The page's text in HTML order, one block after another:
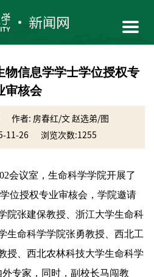
物信息学学士学位授权专
审核会
作者: 房春红/文 赵选弟/图
11-26
浏览次数:1255
会议室，生命科学学院开展了
位授权专业审核会，学院邀请
院张建保教授、浙江大学生命科
生命科学学院张勇教授、西北工
授、西北农林科技大学生命科学
专家，同时，副校长马闯教